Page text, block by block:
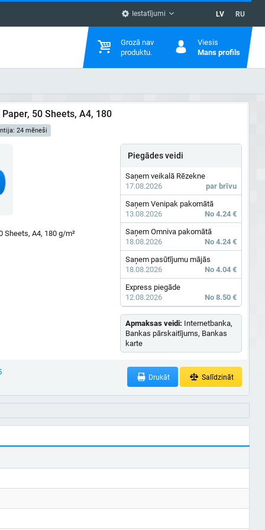
Iestatījumi LV RU
Grozā nav
produktu.
Viesis
Mans profils
50 Sheets, A4, 180
24 mēneši
Sheets, A4, 180 g/m²
Piegādes veidi
Saņem veikalā Rēzekne
17.08.2026
par brīvu
Saņem Venipak pakomātā
13.08.2026
No 4.24 €
Saņem Omniva pakomātā
18.08.2026
No 4.24 €
Saņem pasūtījumu mājās
18.08.2026
No 4.04 €
Express piegāde
12.08.2026
No 8.50 €
Apmaksas veidi: Internetbanka,
Bankas pārskaitījums, Bankas
karte
Drukāt Salīdzināt